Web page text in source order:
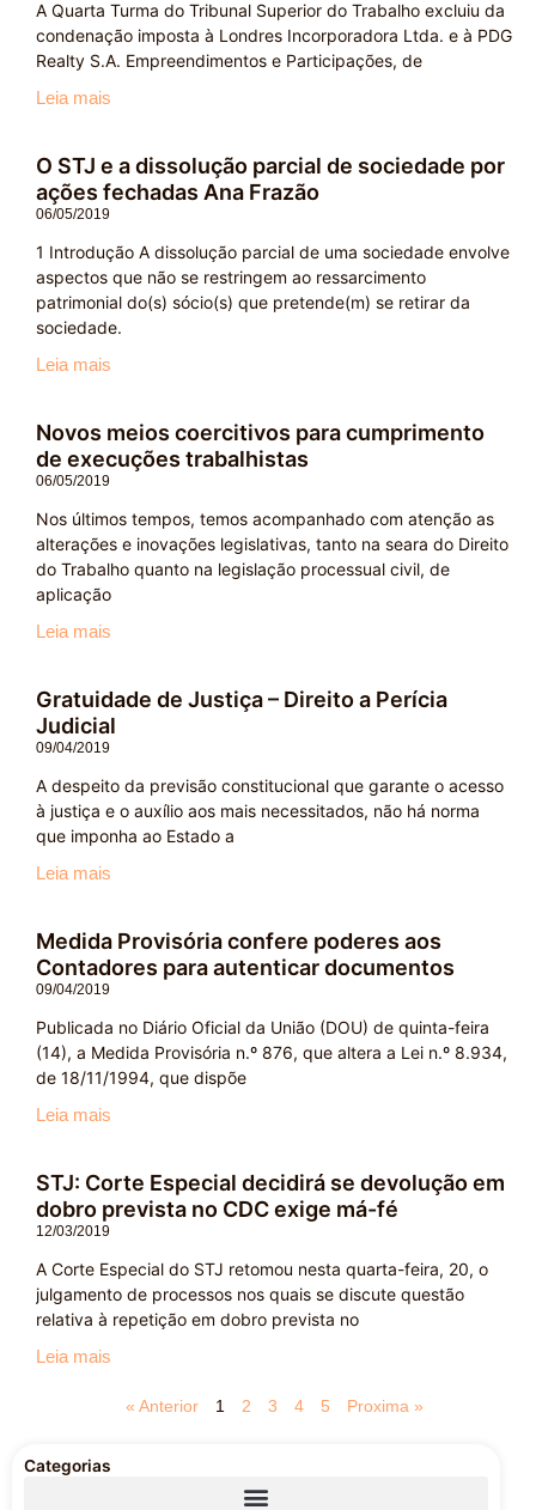
A Quarta Turma do Tribunal Superior do Trabalho excluiu da
condenação imposta à Londres Incorporadora Ltda. e à PDG
Realty S.A. Empreendimentos e Participações, de
Leia mais
O STJ e a dissolução parcial de sociedade por
ações fechadas Ana Frazão
06/05/2019
1 Introdução A dissolução parcial de uma sociedade envolve
aspectos que não se restringem ao ressarcimento
patrimonial do(s) sócio(s) que pretende(m) se retirar da
sociedade.
Leia mais
Novos meios coercitivos para cumprimento
de execuções trabalhistas
06/05/2019
Nos últimos tempos, temos acompanhado com atenção as
alterações e inovações legislativas, tanto na seara do Direito
do Trabalho quanto na legislação processual civil, de
aplicação
Leia mais
Gratuidade de Justiça – Direito a Perícia
Judicial
09/04/2019
A despeito da previsão constitucional que garante o acesso
à justiça e o auxílio aos mais necessitados, não há norma
que imponha ao Estado a
Leia mais
Medida Provisória confere poderes aos
Contadores para autenticar documentos
09/04/2019
Publicada no Diário Oficial da União (DOU) de quinta-feira
(14), a Medida Provisória n.º 876, que altera a Lei n.º 8.934,
de 18/11/1994, que dispõe
Leia mais
STJ: Corte Especial decidirá se devolução em
dobro prevista no CDC exige má-fé
12/03/2019
A Corte Especial do STJ retomou nesta quarta-feira, 20, o
julgamento de processos nos quais se discute questão
relativa à repetição em dobro prevista no
Leia mais
« Anterior 1 2 3 4 5 Proxima »
Categorias